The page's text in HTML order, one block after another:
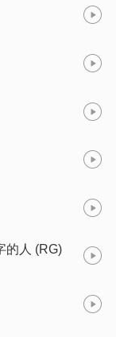
的人 (RG)